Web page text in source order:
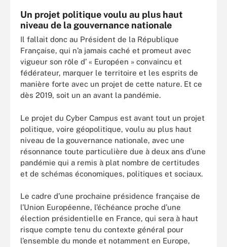
Un projet politique voulu au plus haut
niveau de la gouvernance nationale
Il fallait donc au Président de la République
Française, qui n’a jamais caché et promeut avec
vigueur son rôle d’ « Européen » convaincu et
fédérateur, marquer le territoire et les esprits de
manière forte avec un projet de cette nature. Et ce
dès 2019, soit un an avant la pandémie.
Le projet du Cyber Campus est avant tout un projet
politique, voire géopolitique, voulu au plus haut
niveau de la gouvernance nationale, avec une
résonnance toute particulière due à deux ans d’une
pandémie qui a remis à plat nombre de certitudes
et de schémas économiques, politiques et sociaux.
Le cadre d’une prochaine présidence française de
l’Union Européenne, l’échéance proche d’une
élection présidentielle en France, qui sera à haut
risque compte tenu du contexte général pour
l’ensemble du monde et notamment en Europe,